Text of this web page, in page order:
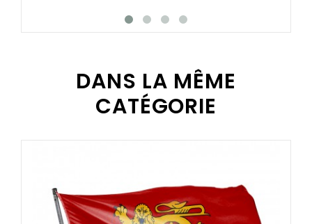
DANS LA MÊME
CATÉGORIE